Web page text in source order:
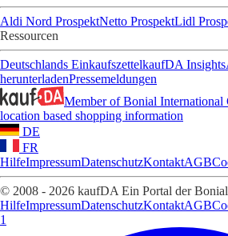
Aldi Nord ProspektNetto ProspektLidl
Ressourcen
Deutschlands EinkaufszettelkaufDA Insights
herunterladenPressemeldungen
Member of Bonial International
location based shopping information
DE
FR
HilfeImpressumDatenschutzKontaktAGB
© 2008 - 2026 kaufDA Ein Portal der
HilfeImpressumDatenschutzKontaktAGB
1